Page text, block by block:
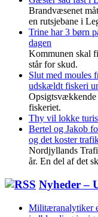
Brandvæsenet
en rutsjebane i
Trine har 3 børn
dagen
Kommunen skal
står for skud.
Slut med moules
udskældt fiskeri
Opsigtsvækkende
fiskeriet.
Thy vil lokke
Bertel og Jakob
og det koster
Nordjyllands
år. En del af det
Nyheder –
Militæranalytiker